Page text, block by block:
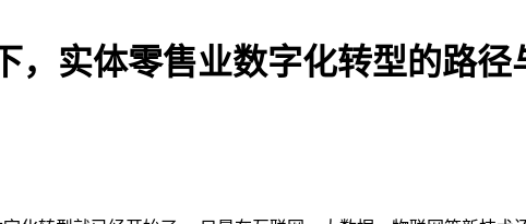
，实体零售业数字化转型的路径